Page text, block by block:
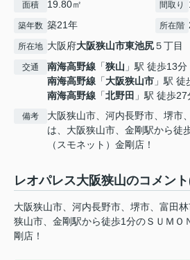
面積 19.80㎡ 間取り
築年数 築21年 所在階
所在地 大阪府大阪狭山市東池尻５丁目
交通 南海高野線 「狭山 」駅 徒歩13分
南海高野線 「大阪狭山市 」駅 徒
南海高野線 「北野田 」駅 徒歩27
備考
大阪狭山市、河内長野市、堺市
は、大阪狭山市、金剛駅から徒
（スモネット）金剛店！
レオパレス大阪狭山のコメン
大阪狭山市、河内長野市、堺市、富田
狭山市、金剛駅から徒歩1分のＳＵＭＯ
剛店！